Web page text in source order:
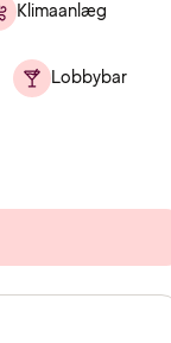
Klimaanlæg
Lobbybar